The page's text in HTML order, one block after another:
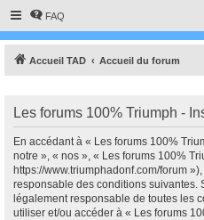
FAQ
Accueil TAD Accueil du forum
Les forums 100% Triumph -
En accédant à « Les forums 100%
notre », « nos », « Les forums 100%
https://www.triumphadonf.com/forum
responsable des conditions suivantes.
légalement responsable de toutes les
utiliser et/ou accéder à « Les forums